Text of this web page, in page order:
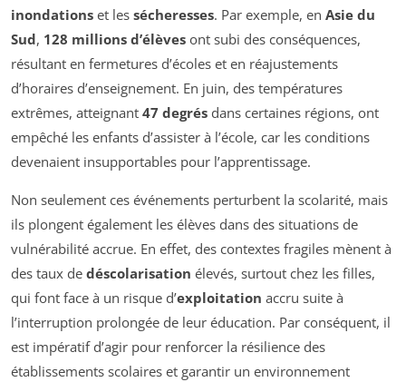
inondations et les sécheresses. Par exemple, en Asie du
Sud, 128 millions d’élèves ont subi des conséquences,
résultant en fermetures d’écoles et en réajustements
d’horaires d’enseignement. En juin, des températures
extrêmes, atteignant 47 degrés dans certaines régions, ont
empêché les enfants d’assister à l’école, car les conditions
devenaient insupportables pour l’apprentissage.
Non seulement ces événements perturbent la scolarité, mais
ils plongent également les élèves dans des situations de
vulnérabilité accrue. En effet, des contextes fragiles mènent à
des taux de déscolarisation élevés, surtout chez les filles,
qui font face à un risque d’exploitation accru suite à
l’interruption prolongée de leur éducation. Par conséquent, il
est impératif d’agir pour renforcer la résilience des
établissements scolaires et garantir un environnement